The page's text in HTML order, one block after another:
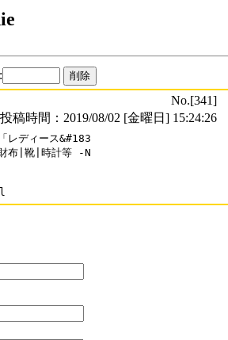
No.[341]
投稿時間：2019/08/02 [金曜日] 15:24:26
レディース&#183
布|靴|時計等 -N